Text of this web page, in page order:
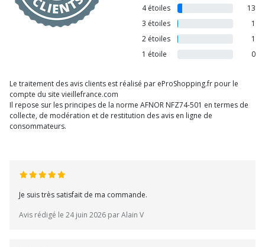
4 étoiles
13
3 étoiles
1
2 étoiles
1
1 étoile
0
Le traitement des avis clients est réalisé par eProShopping.fr pour le
compte du site vieillefrance.com
Il repose sur les principes de la norme AFNOR NFZ74-501 en termes de
collecte, de modération et de restitution des avis en ligne de
consommateurs.
Je suis très satisfait de ma commande.
Avis rédigé le 24 juin 2026 par Alain V